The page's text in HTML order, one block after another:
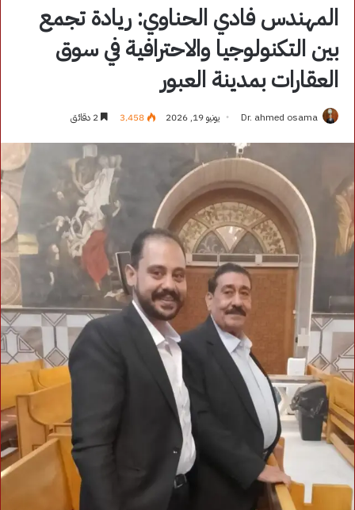
المهندس فادي الحناوي: ريادة تجمع
بين التكنولوجيا والاحترافية في سوق
العقارات بمدينة العبور
Dr. ahmed osama يونيو 19, 2026 3٬458